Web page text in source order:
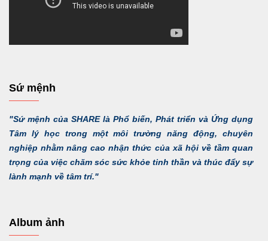
Sứ mệnh
"Sứ mệnh của SHARE là Phổ biến, Phát triển và Ứng dụng
Tâm lý học trong một môi trường năng động, chuyên
nghiệp nhằm nâng cao nhận thức của xã hội về tầm quan
trọng của việc chăm sóc sức khỏe tinh thần và thúc đẩy sự
lành mạnh về tâm trí."
Album ảnh